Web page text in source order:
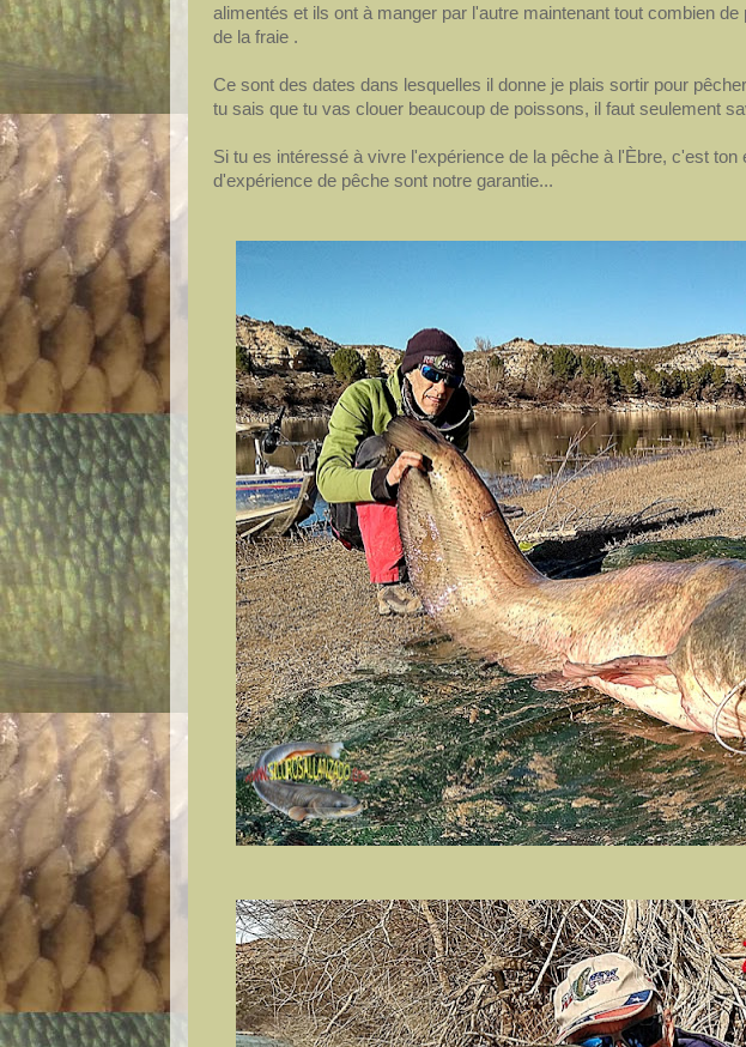
alimentés et ils ont à manger par l'autre maintenant tout combien
de la fraie .
Ce sont des dates dans lesquelles il donne je plais sortir pour
tu sais que tu vas clouer beaucoup de poissons, il faut seulement
Si tu es intéressé à vivre l'expérience de la pêche à l'Èbre, c'est ton
d'expérience de pêche sont notre garantie...